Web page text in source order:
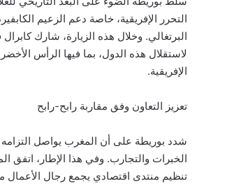
البرتغالي. وخلال هذه الزيارة، شارك
لاستقلال هذه الدول، بما فيها الرأس
الإفريقية.
تعزيز التعاون وفق مقاربة رابح-رابح
شدد بوريطة على أن المغرب يواصل التزامه
الخبرات والتجارب. وفي هذا الإطار، اتفق
تنظيم منتدى اقتصادي يجمع رجال الأعمال